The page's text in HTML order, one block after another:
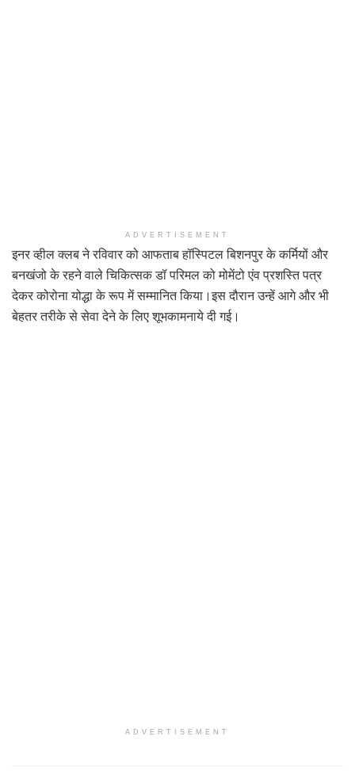
ADVERTISEMENT
इनर व्हील क्लब ने रविवार को आफताब हॉस्पिटल बिशनपुर के कर्मियों और
बनखंजो के रहने वाले चिकित्सक डॉ परिमल को मोमेंटो एंव प्रशस्ति पत्र
देकर कोरोना योद्धा के रूप में सम्मानित किया।इस दौरान उन्हें आगे और भी
बेहतर तरीके से सेवा देने के लिए शूभकामनाये दी गई।
ADVERTISEMENT